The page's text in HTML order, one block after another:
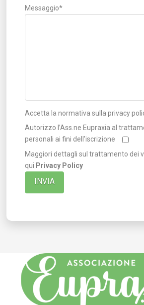
Messaggio*
Accetta la normativa sulla privacy
Autorizzo l’Ass.ne Eupraxia al
personali ai fini dell’iscrizione
Maggiori dettagli sul trattamento dei
qui Privacy Policy